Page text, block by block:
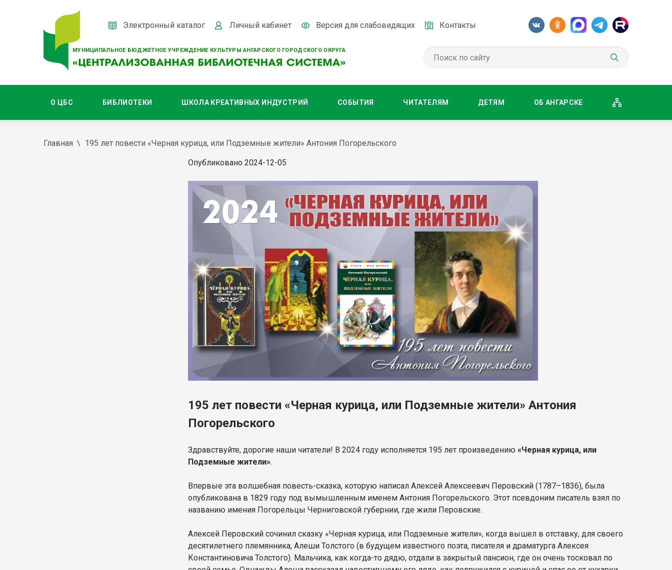
МУНИЦИПАЛЬНОЕ БЮДЖЕТНОЕ УЧРЕЖДЕНИЕ КУЛЬТУРЫ АНГАРСКОГО ГОРОДСКОГО ОКРУГА
Электронный каталог Личный кабинет Версия для слабовидящих Контакты
О ЦБС БИБЛИОТЕКИ ШКОЛА КРЕАТИВНЫХ ИНДУСТРИЙ СОБЫТИЯ ЧИТАТЕЛЯМ ДЕТЯМ ОБ АНГАРСКЕ
Главная 195 лет повести «Черная курица, или Подземные жители» Антония Погорельского
Опубликовано 2024-12-05
195 лет повести «Черная курица, или Подземные жители» Антония
Погорельского
Здравствуйте, дорогие наши читатели! В 2024 году исполняется 195 лет произведению«Черная курица, или
Подземные жители».
Впервые эта волшебная повесть-сказка, которую написал Алексей Алексеевич Перовский (1787–1836), была
опубликована в 1829 году под вымышленным именем Антония Погорельского. Этот псевдоним писатель взял по
названию имения Погорельцы Черниговской губернии, где жили Перовские.
Алексей Перовский сочинил сказку «Черная курица, или Подземные жители», когда вышел в отставку, для своего
десятилетнего племянника, Алеши Толстого (в будущем известного поэта, писателя и драматурга Алексея
Константиновича Толстого). Мальчика, как когда-то дядю, отдали в закрытый пансион, где он очень тосковал по